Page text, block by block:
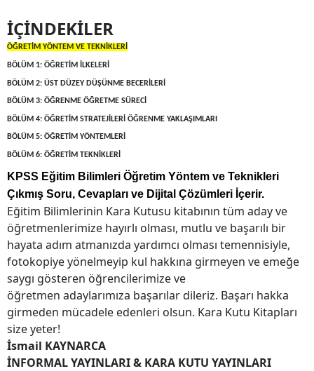
İÇİNDEKİLER
ÖĞRETİM YÖNTEM VE TEKNİKLERİ
BÖLÜM 1: ÖĞRETİM İLKELERİ
BÖLÜM 2: ÜST DÜZEY DÜŞÜNME BECERİLERİ
BÖLÜM 3: ÖĞRENME ÖĞRETME SÜRECİ
BÖLÜM 4: ÖĞRETİM STRATEJİLERİ ÖĞRENME YAKLAŞIMLARI
BÖLÜM 5: ÖĞRETİM YÖNTEMLERİ
BÖLÜM 6: ÖĞRETİM TEKNİKLERİ
KPSS Eğitim Bilimleri Öğretim Yöntem ve Teknikleri
Çıkmış Soru, Cevapları ve Dijital Çözümleri İçerir.
Eğitim Bilimlerinin Kara Kutusu kitabının tüm aday ve
öğretmenlerimize hayırlı olması, mutlu ve başarılı bir
hayata adım atmanızda yardımcı olması temennisiyle,
fotokopiye yönelmeyip kul hakkına girmeyen ve emeğe
saygı gösteren öğrencilerimize ve
öğretmen adaylarımıza başarılar dileriz. Başarı hakka
girmeden mücadele edenleri olsun. Kara Kutu Kitapları
size yeter!
İsmail KAYNARCA
İNFORMAL YAYINLARI & KARA KUTU YAYINLARI